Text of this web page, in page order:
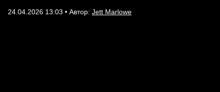
24.04.2026 13:03 • Автор: Jett Marlowe